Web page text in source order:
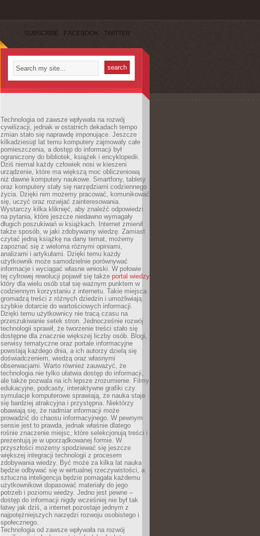
SUBSCRIBE FACEBOOK TWITTER
Technologia od zawsze wpływała na rozwój
cywilizacji, jednak w ostatnich dekadach tempo
zmian stało się naprawdę imponujące. Jeszcze
kilkadziesiąt lat temu komputery zajmowały całe
pomieszczenia, a dostęp do informacji był
ograniczony do bibliotek, książek i encyklopedii.
Dziś niemal każdy człowiek nosi w kieszeni
urządzenie, które ma większą moc obliczeniową
niż dawne komputery naukowe. Smartfony, tablety
oraz komputery stały się narzędziami codziennego
życia. Dzięki nim możemy pracować, komunikować
się, uczyć oraz rozwijać zainteresowania.
Wystarczy kilka kliknięć, aby znaleźć odpowiedzi
na pytania, które jeszcze niedawno wymagały
długich poszukiwań w książkach. Internet zmienił
także sposób, w jaki zdobywamy wiedzę. Zamiast
czytać jedną książkę na dany temat, możemy
zapoznać się z wieloma różnymi opiniami,
analizami i artykułami. Dzięki temu każdy
użytkownik może samodzielnie porównywać
informacje i wyciągać własne wnioski. W połowie
tej cyfrowej rewolucji pojawił się także portal wiedzy
który dla wielu osób stał się ważnym punktem w
codziennym korzystaniu z internetu. Takie miejsca
gromadzą treści z różnych dziedzin i umożliwiają
szybkie dotarcie do wartościowych informacji.
Dzięki temu użytkownicy nie tracą czasu na
przeszukiwanie setek stron. Jednocześnie rozwój
technologii sprawił, że tworzenie treści stało się
dostępne dla znacznie większej liczby osób. Blogi,
serwisy tematyczne oraz portale informacyjne
powstają każdego dnia, a ich autorzy dzielą się
doświadczeniem, wiedzą oraz własnymi
obserwacjami. Warto również zauważyć, że
technologia nie tylko ułatwia dostęp do informacji,
ale także pozwala na ich lepsze zrozumienie. Filmy
edukacyjne, podcasty, interaktywne grafiki czy
symulacje komputerowe sprawiają, że nauka staje
się bardziej atrakcyjna i przystępna. Niektórzy
obawiają się, że nadmiar informacji może
prowadzić do chaosu informacyjnego. W pewnym
sensie jest to prawda, jednak właśnie dlatego
rośnie znaczenie miejsc, które selekcjonują treści i
prezentują je w uporządkowanej formie. W
przyszłości możemy spodziewać się jeszcze
większej integracji technologii z procesem
zdobywania wiedzy. Być może za kilka lat nauka
będzie odbywać się w wirtualnej rzeczywistości, a
sztuczna inteligencja będzie pomagała każdemu
użytkownikowi dopasować materiały do jego
potrzeb i poziomu wiedzy. Jedno jest pewne –
dostęp do informacji nigdy wcześniej nie był tak
łatwy jak dziś, a internet pozostaje jednym z
najpotężniejszych narzędzi rozwoju osobistego i
społecznego.
Technologia od zawsze wpływała na rozwój